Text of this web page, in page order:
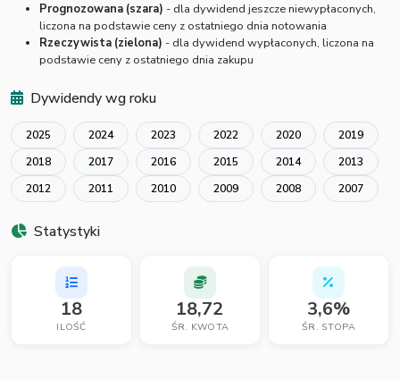
Prognozowana (szara) - dla dywidend jeszcze niewypłaconych,
liczona na podstawie ceny z ostatniego dnia notowania
Rzeczywista (zielona) - dla dywidend wypłaconych, liczona na
podstawie ceny z ostatniego dnia zakupu
Dywidendy wg roku
2025 2024 2023 2022 2020
2019
2018
2017 2016 2015 2014
2013
2012
2011 2010 2009 2008 2007
Statystyki
18
ILOŚĆ
18,72
ŚR. KWOTA
3,6%
ŚR. STOPA